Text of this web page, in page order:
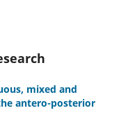
mixed and
antero-posterior